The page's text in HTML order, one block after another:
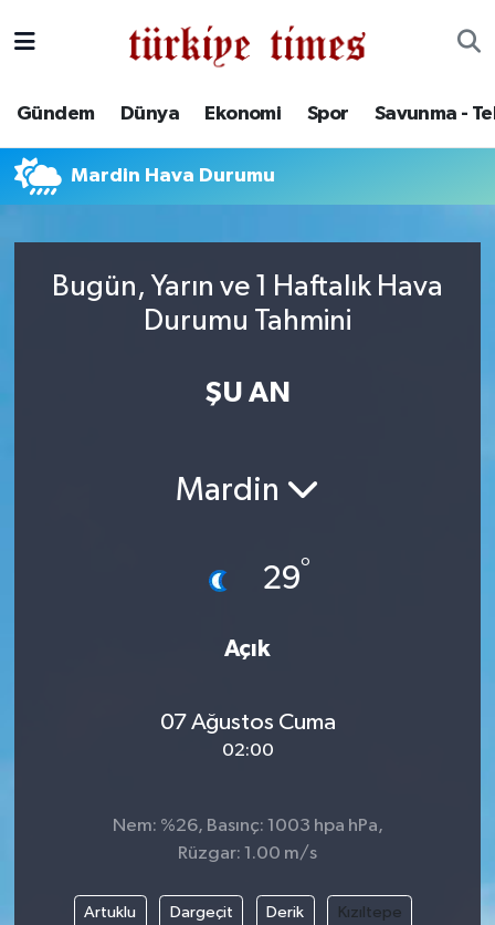
Gündem Dünya Ekonomi Spor Savunma -
Mardin Hava Durumu
Bugün, Yarın ve 1 Haftalık Hava
Durumu Tahmini
ŞU AN
Mardin
29°
Açık
07 Ağustos Cuma
02:00
Nem: %26, Basınç: 1003 hpa hPa,
Rüzgar: 1.00 m/s
Artuklu Dargeçit Derik Kızıltepe
Savunma - Teknoloji
Son Dakika Haberleri